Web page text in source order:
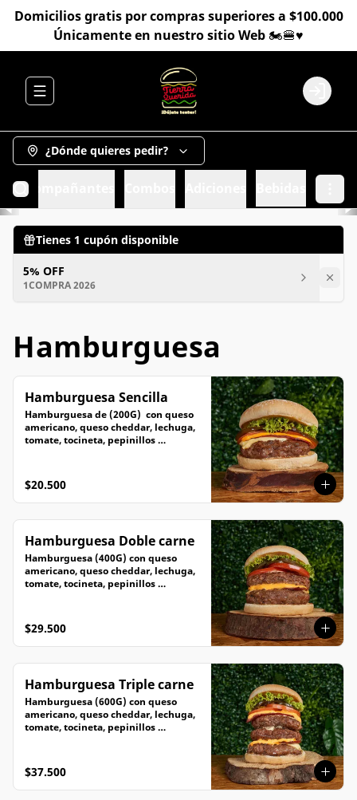
Domicilios gratis por compras superiores a $100.000
Únicamente en nuestro sitio Web 🏍️🍔♥️
Abrir menu de navegación Login
¿Dónde quieres pedir?
Acompañantes
Tienes 1 cupón disponible
5% OFF
1COMPRA 2026
Hamburguesa
Hamburguesa Sencilla
Hamburguesa de (200G)  con queso
americano, queso cheddar, lechuga,
tomate, tocineta, pepinillos
$20.500
Hamburguesa Doble carne
Hamburguesa (400G) con queso
americano, queso cheddar, lechuga,
tomate, tocineta, pepinillos
$29.500
Hamburguesa Triple carne
Hamburguesa (600G) con queso
americano, queso cheddar, lechuga,
tomate, tocineta, pepinillos
$37.500